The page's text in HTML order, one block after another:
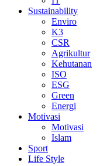
Sustainability
Enviro
K3
CSR
Agrikultur
Kehutanan
ISO
ESG
Green
Energi
Motivasi
Motivasi
Islam
Sport
Life Style